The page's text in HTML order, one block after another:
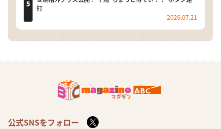
打
2026.07.21
公式SNSをフォロー